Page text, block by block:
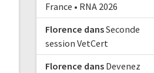
France • RNA 2026
Florence dansSeconde
session VetCert
Florence dans Devenez